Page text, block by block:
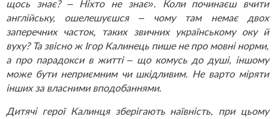
щось знає? – Ніхто не знає». Коли починаєш вчити
англійську, ошелешуєшся – чому там немає двох
заперечних часток, таких звичних українському оку й
вуху? Та звісно ж Ігор Калинець пише не про мовні норми,
а про парадокси в житті – що комусь до душі, іншому
може бути неприємним чи шкідливим. Не варто міряти
інших за власними вподобаннями.
Дитячі герої Калинця зберігають наївність, при цьому